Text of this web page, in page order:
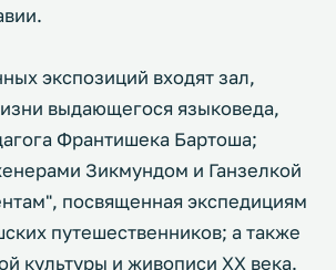
экспозиций входят зал,
выдающегося языковеда,
Франтишека Бартоша;
Зикмундом и Ганзелкой
посвященная экспедициям
путешественников; а также
культуры и живописи ХХ века.